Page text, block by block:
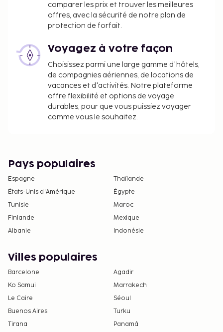
comparer les prix et trouver les meilleures
offres, avec la sécurité de notre plan de
protection de forfait.
Voyagez à votre façon
Choisissez parmi une large gamme d'hôtels,
de compagnies aériennes, de locations de
vacances et d'activités. Notre plateforme
offre flexibilité et options de voyage
durables, pour que vous puissiez voyager
comme vous le souhaitez.
Pays populaires
Espagne
Thaïlande
États-Unis d'Amérique
Égypte
Tunisie
Maroc
Finlande
Mexique
Albanie
Indonésie
Villes populaires
Barcelone
Agadir
Ko Samui
Marrakech
Le Caire
Séoul
Buenos Aires
Turku
Tirana
Panamá